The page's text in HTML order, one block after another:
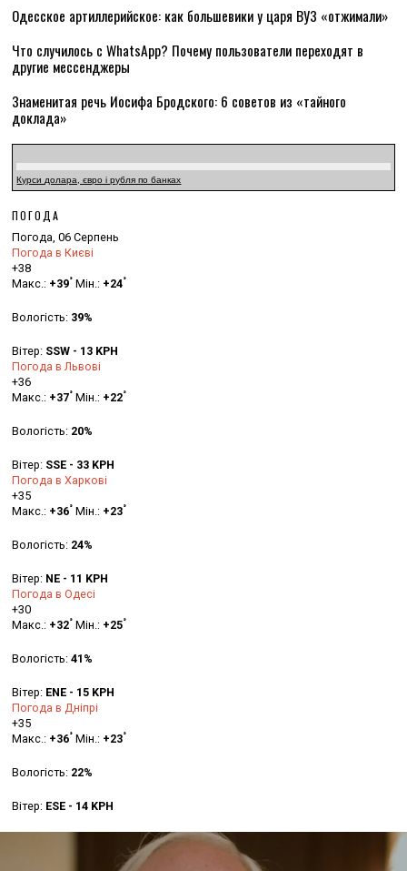
Одесское артиллерийское: как большевики у царя ВУЗ «отжимали»
Что случилось с WhatsApp? Почему пользователи переходят в
другие мессенджеры
Знаменитая речь Иосифа Бродского: 6 советов из «тайного
доклада»
Курси долара, євро і рубля по банках
ПОГОДА
Погода, 06 Серпень
Погода в Києві
+38
Макс.: +39° Мін.: +24°
Вологість: 39%
Вітер: SSW - 13 KPH
Погода в Львові
+36
Макс.: +37° Мін.: +22°
Вологість: 20%
Вітер: SSE - 33 KPH
Погода в Харкові
+35
Макс.: +36° Мін.: +23°
Вологість: 24%
Вітер: NE - 11 KPH
Погода в Одесі
+30
Макс.: +32° Мін.: +25°
Вологість:41%
Вітер: ENE - 15 KPH
Погода в Дніпрі
+35
Макс.: +36° Мін.: +23°
Вологість: 22%
Вітер: ESE - 14 KPH